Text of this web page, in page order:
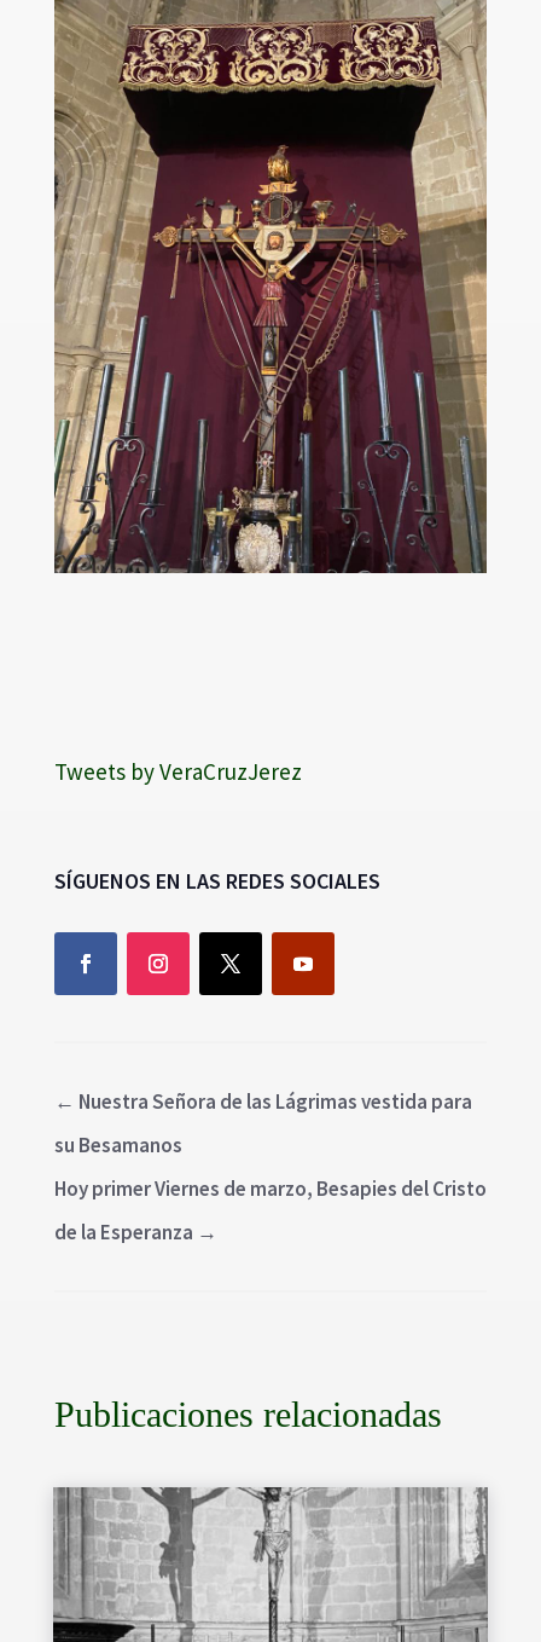
Tweets by VeraCruzJerez
SÍGUENOS EN LAS REDES SOCIALES
← Nuestra Señora de las Lágrimas vestida para
su Besamanos
Hoy primer Viernes de marzo, Besapies del Cristo
de la Esperanza →
Publicaciones relacionadas